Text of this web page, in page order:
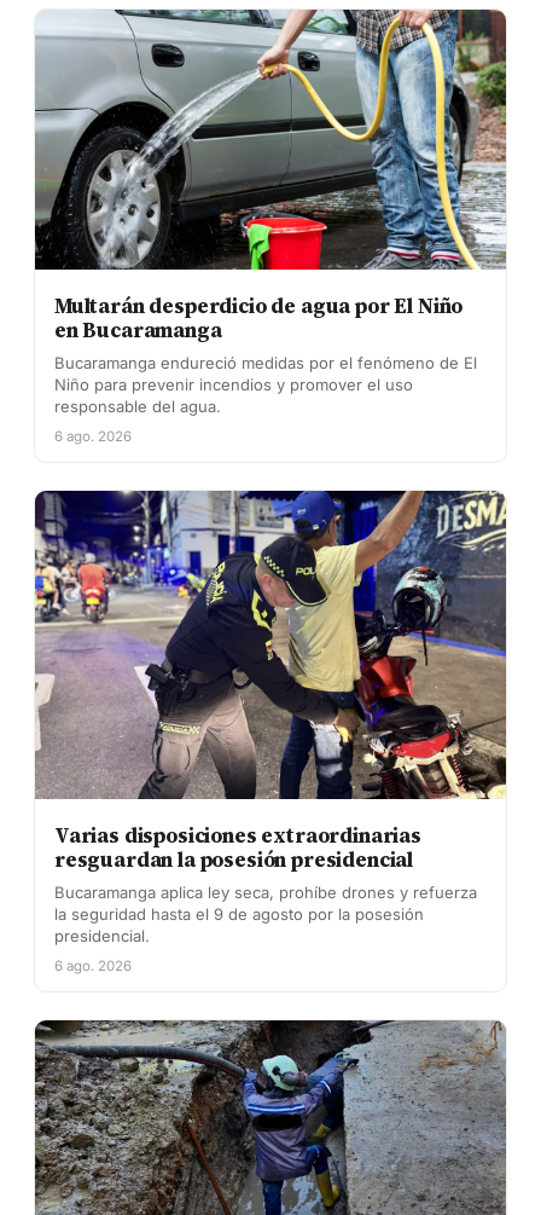
Multarán desperdicio de agua por El Niño
en Bucaramanga
Bucaramanga endureció medidas por el fenómeno de El
Niño para prevenir incendios y promover el uso
responsable del agua.
6 ago. 2026
Varias disposiciones extraordinarias
resguardan la posesión presidencial
Bucaramanga aplica ley seca, prohíbe drones y refuerza
la seguridad hasta el 9 de agosto por la posesión
presidencial.
6 ago. 2026